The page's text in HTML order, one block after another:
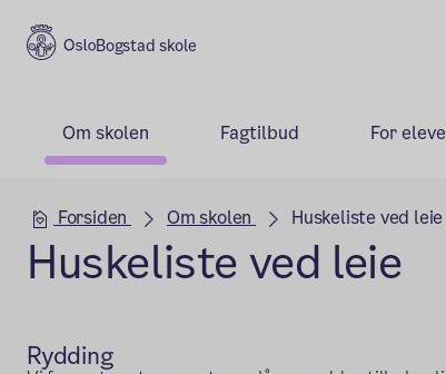
Bogstad skole
Om skolen Fagtilbud For
Hovedseksjon
Forsiden Om skolen Huskeliste ved leie
Huskeliste ved leie
Rydding